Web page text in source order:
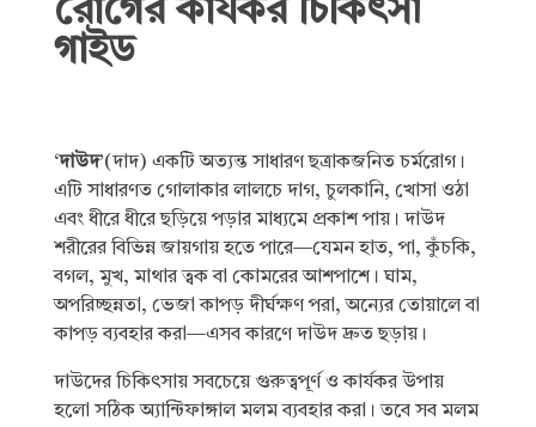
রোগের কার্যকর চিকিৎসা
গাইড
‘দাউদ’(দাদ) একটি অত্যন্ত সাধারণ ছত্রাকজনিত চর্মরোগ।
এটি সাধারণত গোলাকার লালচে দাগ, চুলকানি, খোসা ওঠা
এবং ধীরে ধীরে ছড়িয়ে পড়ার মাধ্যমে প্রকাশ পায়। দাউদ
শরীরের বিভিন্ন জায়গায় হতে পারে—যেমন হাত, পা, কুঁচকি,
বগল, মুখ, মাথার ত্বক বা কোমরের আশপাশে। ঘাম,
অপরিচ্ছন্নতা, ভেজা কাপড় দীর্ঘক্ষণ পরা, অন্যের তোয়ালে বা
কাপড় ব্যবহার করা—এসব কারণে দাউদ দ্রুত ছড়ায়।
দাউদের চিকিৎসায় সবচেয়ে গুরুত্বপূর্ণ ও কার্যকর উপায়
হলো সঠিক অ্যান্টিফাঙ্গাল মলম ব্যবহার করা। তবে সব মলম